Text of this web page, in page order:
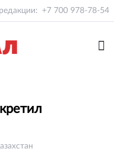
+7 700 978-78-54